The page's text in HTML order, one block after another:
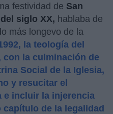
festividad de San
siglo XX, hablaba de
más longevo de la
la teología del
la culminación de
Social de la Iglesia,
y resucitar el
e incluir la injerencia
de la legalidad